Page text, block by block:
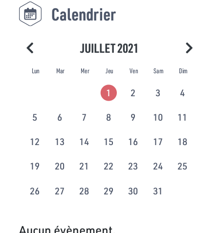
Calendrier
JUILLET 2021
Lun Mar Mer Jeu Ven Sam Dim
1 2 3 4
5 6 7 8 9 10 11
12 13 14 15 16 17 18
19 20 21 22 23 24 25
26 27 28 29 30 31
Aucun évènement.